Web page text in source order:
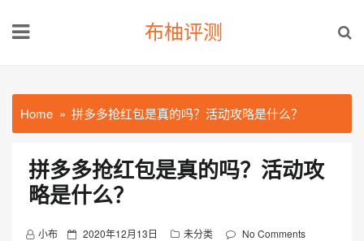
布柚评测
Home 拼多多抢红包是真的吗？活动攻略是什么？
拼多多抢红包是真的吗？活动攻
略是什么？
小布
P 2020年12月13日 未分类 No Comments